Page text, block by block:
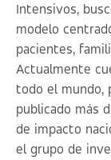
Intensivos,
modelo
pacientes,
Actualmente
todo el mundo,
publicado más
de impacto
el grupo de